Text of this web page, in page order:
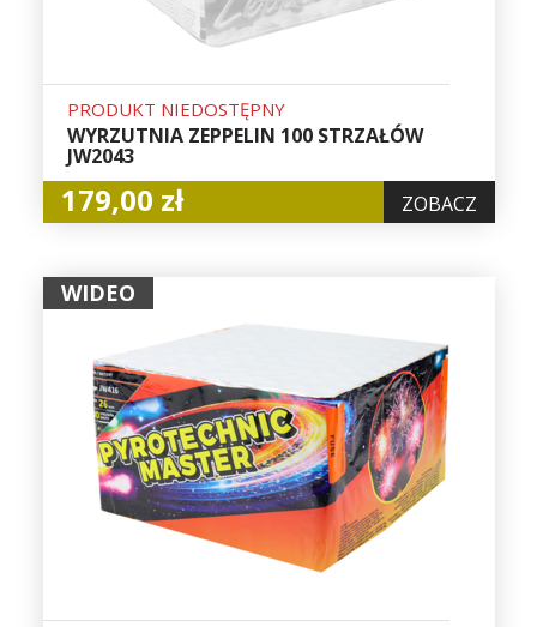
PRODUKT NIEDOSTĘPNY
WYRZUTNIA ZEPPELIN 100 STRZAŁÓW
JW2043
179,00 zł ZOBACZ
WIDEO